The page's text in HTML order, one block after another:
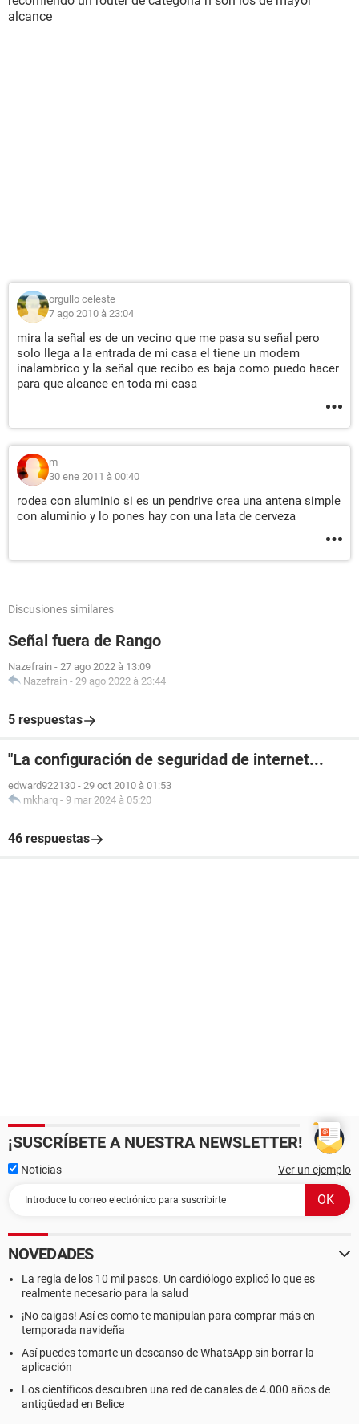
alcance
orgullo celeste
7 ago 2010 à 23:04
mira la señal es de un vecino que me pasa su señal pero
solo llega a la entrada de mi casa el tiene un modem
inalambrico y la señal que recibo es baja como puedo hacer
para que alcance en toda mi casa
m
30 ene 2011 à 00:40
rodea con aluminio si es un pendrive crea una antena simple
con aluminio y lo pones hay con una lata de cerveza
Discusiones similares
Señal fuera de Rango
Nazefrain - 27 ago 2022 à 13:09
Nazefrain - 29 ago 2022 à 23:44
5 respuestas
"La configuración de seguridad de internet...
edward922130 - 29 oct 2010 à 01:53
mkharq - 9 mar 2024 à 05:20
46 respuestas
¡SUSCRÍBETE A NUESTRA NEWSLETTER!
Noticias Ver un ejemplo
NOVEDADES
La regla de los 10 mil pasos. Un cardiólogo explicó lo que es
realmente necesario para la salud
¡No caigas! Así es como te manipulan para comprar más en
temporada navideña
Así puedes tomarte un descanso de WhatsApp sin borrar la
aplicación
Los científicos descubren una red de canales de 4.000 años de
antigüedad en Belice